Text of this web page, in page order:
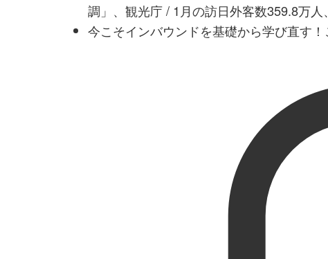
調」、観光庁 / 1月の訪日外客数359.8万
今こそインバウンドを基礎から学び直す